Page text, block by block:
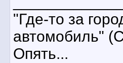
"Где-то за
автомобиль"
Опять...